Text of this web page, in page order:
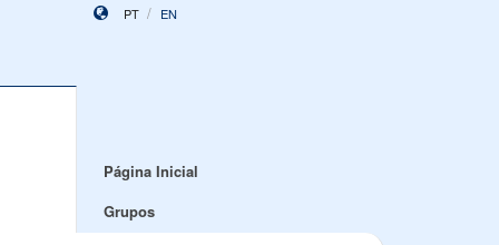
PT EN
Página Inicial
Grupos